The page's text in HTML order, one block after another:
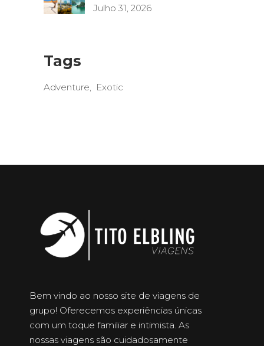
Julho 31, 2026
Tags
Adventure Exotic
Bem vindo ao nosso site de viagens de
grupo! Oferecemos experiências únicas
com um toque familiar e intimista. As
nossas viagens são cuidadosamente